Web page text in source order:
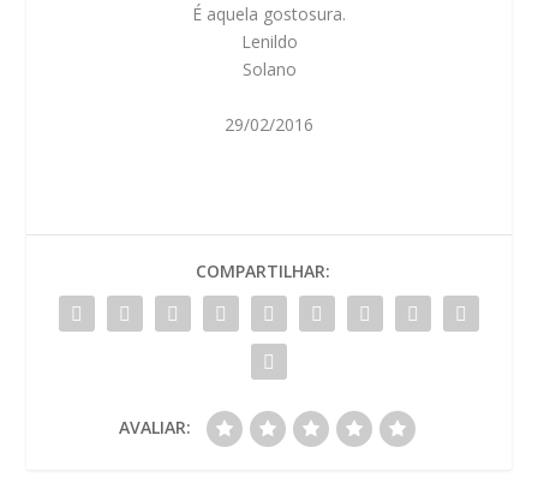
É aquela gostosura.
Lenildo
Solano
29/02/2016
COMPARTILHAR:
AVALIAR: